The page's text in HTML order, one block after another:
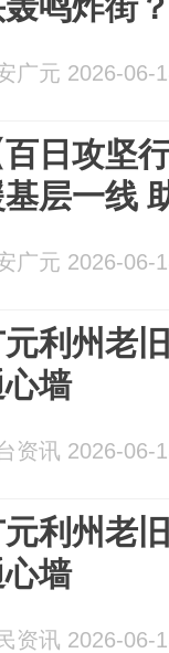
广元 2026-06-
百日攻坚
层一线
广元 2026-06-
元利州老
墙
资讯 2026-06-
元利州老
墙
资讯 2026-06-